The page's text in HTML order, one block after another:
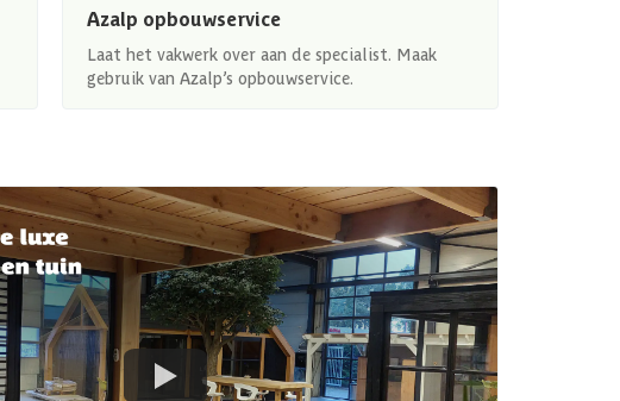
Azalp opbouwservice
Laat het vakwerk over aan de specialist. Maak
gebruik van Azalp’s opbouwservice.